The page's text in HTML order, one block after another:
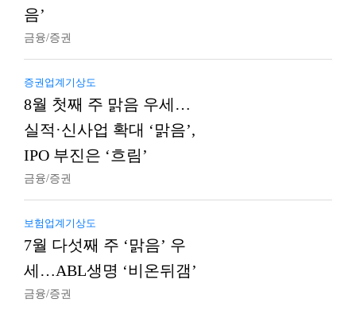
음’
금융/증권
증권업계기상도
8월 첫째 주 맑음 우세…
실적·신사업 확대 ‘맑음’,
IPO 부진은 ‘흐림’
금융/증권
보험업계기상도
7월 다섯째 주 ‘맑음’ 우
세…ABL생명 ‘비온뒤갬’
금융/증권